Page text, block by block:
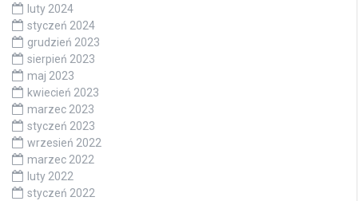
luty 2024
styczeń 2024
grudzień 2023
sierpień 2023
maj 2023
kwiecień 2023
marzec 2023
styczeń 2023
wrzesień 2022
marzec 2022
luty 2022
styczeń 2022